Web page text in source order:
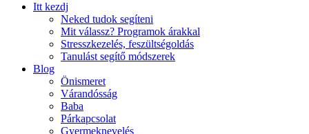
Itt kezdj
Neked tudok segíteni
Mit válassz? Programok árakkal
Stresszkezelés, feszültségoldás
Tanulást segítő módszerek
Blog
Önismeret
Várandósság
Baba
Párkapcsolat
Gyermeknevelés